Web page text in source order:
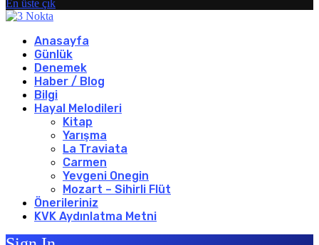
En üste çık
Anasayfa
Günlük
Denemek
Haber / Blog
Bilgi
Hayal Melodileri
Kitap
Yarışma
La Traviata
Carmen
Yevgeni Onegin
Mozart – Sihirli Flüt
Önerileriniz
KVK Aydınlatma Metni